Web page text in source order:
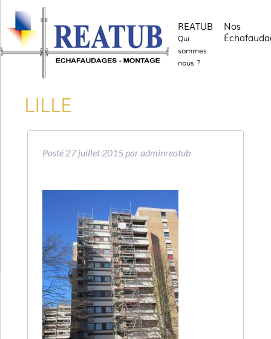
REATUB
Qui
sommes
nous ?
Nos
LILLE
Posté 27 juillet 2015 paradminreatub